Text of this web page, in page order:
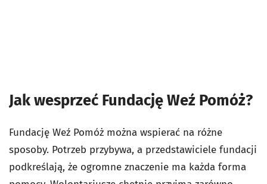
Jak wesprzeć Fundację Weź Pomóż?
Fundację Weź Pomóż można wspierać na różne
sposoby. Potrzeb przybywa, a przedstawiciele fundacji
podkreślają, że ogromne znaczenie ma każda forma